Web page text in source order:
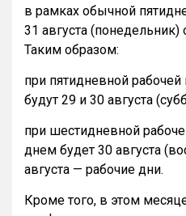
в рамках обычной
31 августа (понедельник)
Таким образом:
при пятидневной
будут 29 и 30 августа
при шестидневной
днем будет 30 августа
августа — рабочие дни.
Кроме того, в этом